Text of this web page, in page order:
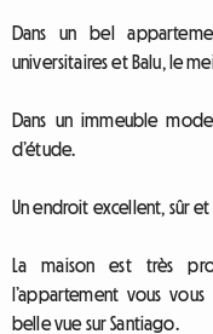
Dans un bel
universitaires et Balu, le
Dans un immeuble
d’étude.
Un endroit excellent, sûr
La maison est très
l’appartement vous
belle vue sur Santiago.